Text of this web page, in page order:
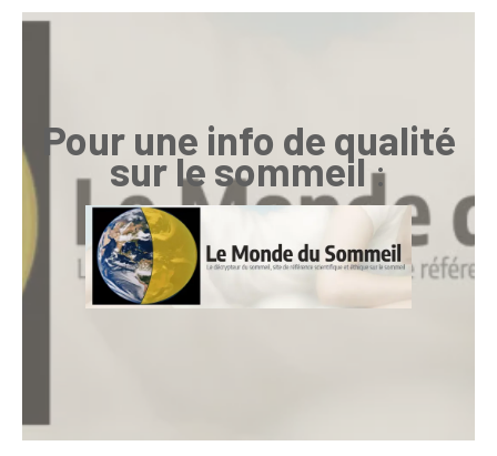
Pour une info de qualité
sur le sommeil: